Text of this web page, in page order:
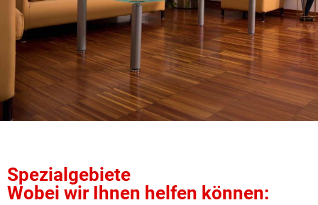
Spezialgebiete
Wobei wir Ihnen helfen können: